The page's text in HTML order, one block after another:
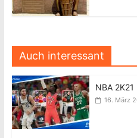
Auch interessant
NBA
16. März